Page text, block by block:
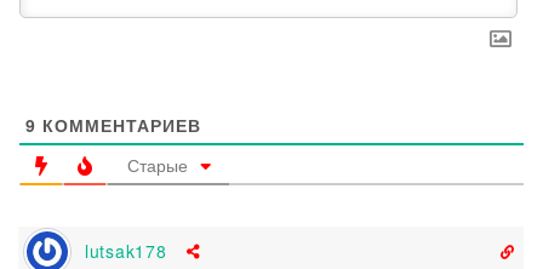
9 КОММЕНТАРИЕВ
Старые
lutsak178